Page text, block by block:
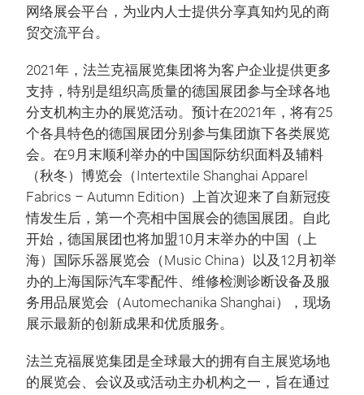
网络展会平台，为业内人士提供分享真知灼见的商
贸交流平台。
2021年，法兰克福展览集团将为客户企业提供更多
支持，特别是组织高质量的德国展团参与全球各地
分支机构主办的展览活动。预计在2021年，将有25
个各具特色的德国展团分别参与集团旗下各类展览
会。在9月末顺利举办的中国国际纺织面料及辅料
（秋冬）博览会（Intertextile Shanghai Apparel
Fabrics – Autumn Edition）上首次迎来了自新冠疫
情发生后，第一个亮相中国展会的德国展团。自此
开始，德国展团也将加盟10月末举办的中国（上
海）国际乐器展览会（Music China）以及12月初举
办的上海国际汽车零配件、维修检测诊断设备及服
务用品展览会（Automechanika Shanghai），现场
展示最新的创新成果和优质服务。
法兰克福展览集团是全球最大的拥有自主展览场地
的展览会、会议及或活动主办机构之一，旨在通过